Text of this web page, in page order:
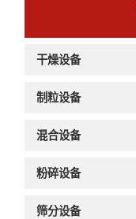
干燥设备
制粒设备
混合设备
粉碎设备
筛分设备